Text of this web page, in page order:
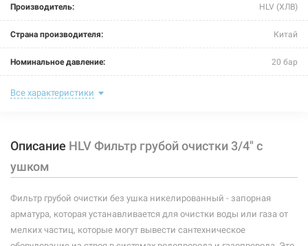
Артикул:201725
HLV Фильтр грубой очистки 1 1/2" без ушка
Артикул: 201729
Производитель: HLV (ХЛВ)
Страна производителя: Китай
Номинальное давление: 20 бар
Максимальная температура:
Материал корпуса: латунь CW617N
Материал уплотнителей:
Материал крышки фильтра: латунь CW617N
Материал сетки: нержавеющая сталь AISI 316
Все характеристики
Описание HLV Фильтр грубой очистки 3/4" с
ушком
Фильтр грубой очистки без ушка никелированный - запорная
арматура, которая устанавливается для очистки воды или газа от
мелких частиц, которые могут вывести сантехническое